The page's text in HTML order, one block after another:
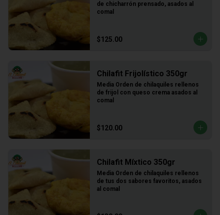
de chicharrón prensado, asados al
comal
$125.00
Chilafit Frijolístico 350gr
Media Orden de chilaquiles rellenos
de frijol con queso crema asados al
comal
$120.00
Chilafit Míxtico 350gr
Media Orden de chilaquiles rellenos
de tus dos sabores favoritos, asados
al comal